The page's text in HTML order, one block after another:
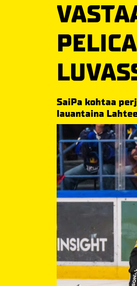
SaiPa kohtaa
lauantaina